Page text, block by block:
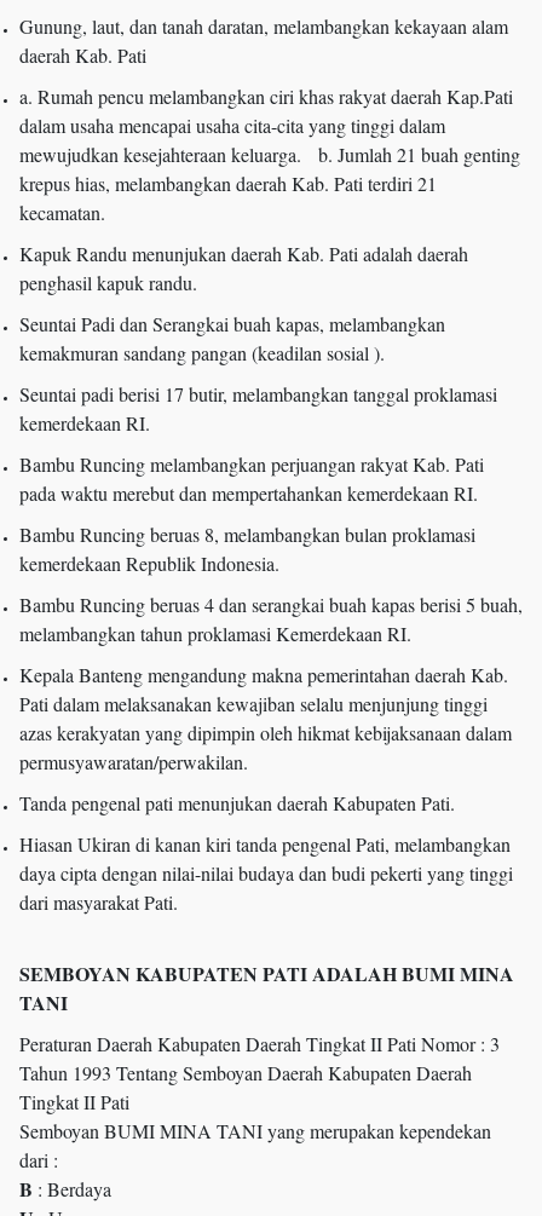
Gunung, laut, dan tanah daratan, melambangkan kekayaan alam
daerah Kab. Pati
a. Rumah pencu melambangkan ciri khas rakyat daerah Kap.Pati
dalam usaha mencapai usaha cita-cita yang tinggi dalam
mewujudkan kesejahteraan keluarga. b. Jumlah 21 buah genting
krepus hias, melambangkan daerah Kab. Pati terdiri 21
kecamatan.
Kapuk Randu menunjukan daerah Kab. Pati adalah daerah
penghasil kapuk randu.
Seuntai Padi dan Serangkai buah kapas, melambangkan
kemakmuran sandang pangan (keadilan sosial ).
Seuntai padi berisi 17 butir, melambangkan tanggal proklamasi
kemerdekaan RI.
Bambu Runcing melambangkan perjuangan rakyat Kab. Pati
pada waktu merebut dan mempertahankan kemerdekaan RI.
Bambu Runcing beruas 8, melambangkan bulan proklamasi
kemerdekaan Republik Indonesia.
Bambu Runcing beruas 4 dan serangkai buah kapas berisi 5 buah,
melambangkan tahun proklamasi Kemerdekaan RI.
Kepala Banteng mengandung makna pemerintahan daerah Kab.
Pati dalam melaksanakan kewajiban selalu menjunjung tinggi
azas kerakyatan yang dipimpin oleh hikmat kebijaksanaan dalam
permusyawaratan/perwakilan.
Tanda pengenal pati menunjukan daerah Kabupaten Pati.
Hiasan Ukiran di kanan kiri tanda pengenal Pati, melambangkan
daya cipta dengan nilai-nilai budaya dan budi pekerti yang tinggi
dari masyarakat Pati.
SEMBOYAN KABUPATEN PATI ADALAH BUMI MINA
TANI
Peraturan Daerah Kabupaten Daerah Tingkat II Pati Nomor : 3
Tahun 1993 Tentang Semboyan Daerah Kabupaten Daerah
Tingkat II Pati
Semboyan BUMI MINA TANI yang merupakan kependekan
dari :
B : Berdaya